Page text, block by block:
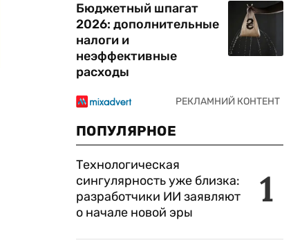
Бюджетный шпагат
2026: дополнительные
налоги и
неэффективные
расходы
ПОПУЛЯРНОЕ
1
Технологическая
сингулярность уже близка:
разработчики ИИ заявляют
о начале новой эры